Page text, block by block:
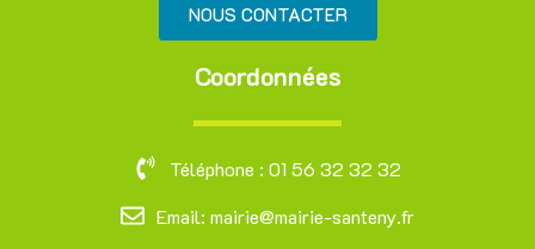
NOUS CONTACTER
Coordonnées
Téléphone : 01 56 32 32 32
Email: mairie@mairie-santeny.fr